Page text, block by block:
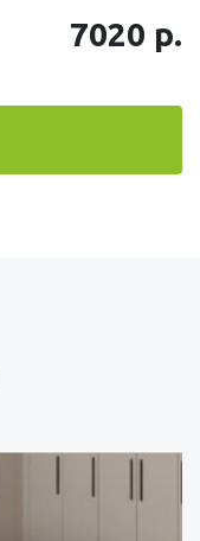
7020 р.